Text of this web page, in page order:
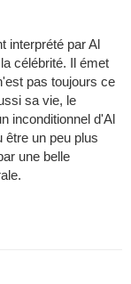
interprété par Al
célébrité. Il émet
pas toujours ce
sa vie, le
inconditionnel d'Al
être un peu plus
une belle